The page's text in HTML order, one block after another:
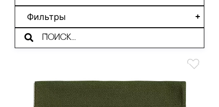
Фильтры